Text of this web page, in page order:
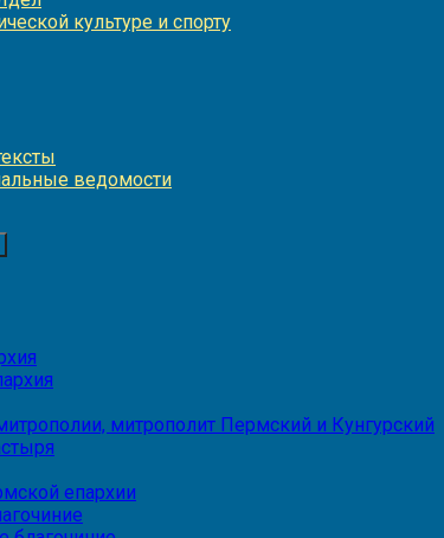
культуре и спорту
ведомости
митрополит Пермский и Кунгурский
епархии